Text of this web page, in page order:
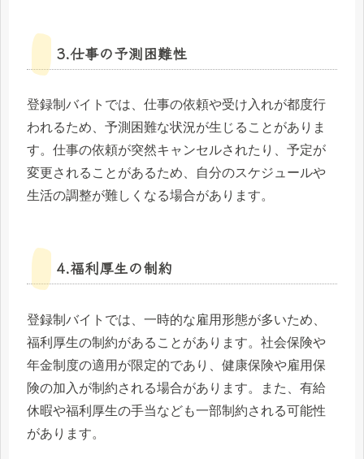
3.仕事の予測困難性
登録制バイトでは、仕事の依頼や受け入れが都度行
われるため、予測困難な状況が生じることがありま
す。仕事の依頼が突然キャンセルされたり、予定が
変更されることがあるため、自分のスケジュールや
生活の調整が難しくなる場合があります。
4.福利厚生の制約
登録制バイトでは、一時的な雇用形態が多いため、
福利厚生の制約があることがあります。社会保険や
年金制度の適用が限定的であり、健康保険や雇用保
険の加入が制約される場合があります。また、有給
休暇や福利厚生の手当なども一部制約される可能性
があります。